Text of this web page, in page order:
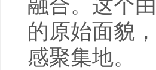
融合。这个
的原始面貌
感聚集地。